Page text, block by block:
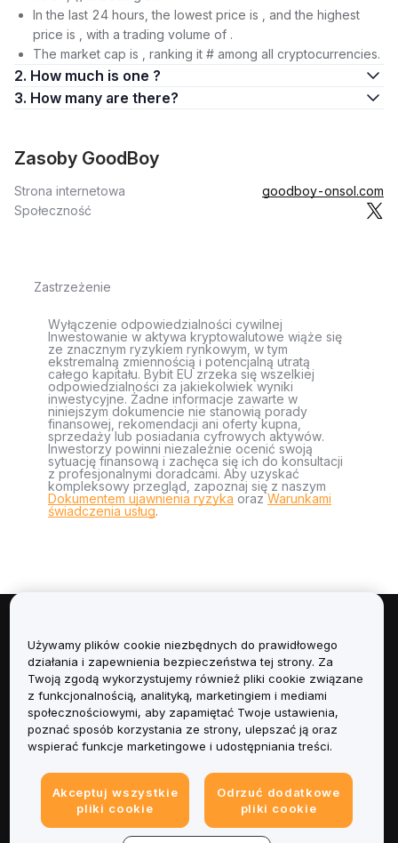
In the last 24 hours, the lowest price is , and the highest
price is , with a trading volume of .
The market cap is , ranking it # among all cryptocurrencies.
2. How much is one ?
3. How many are there?
Zasoby GoodBoy
Strona internetowa
goodboy-onsol.com
Społeczność
Zastrzeżenie
Wyłączenie odpowiedzialności cywilnej
Inwestowanie w aktywa kryptowalutowe wiąże się
ze znacznym ryzykiem rynkowym, w tym
ekstremalną zmiennością i potencjalną utratą
całego kapitału. Bybit EU zrzeka się wszelkiej
odpowiedzialności za jakiekolwiek wyniki
inwestycyjne. Żadne informacje zawarte w
niniejszym dokumencie nie stanowią porady
finansowej, rekomendacji ani oferty kupna,
sprzedaży lub posiadania cyfrowych aktywów.
Inwestorzy powinni niezależnie ocenić swoją
sytuację finansową i zachęca się ich do konsultacji
z profesjonalnymi doradcami. Aby uzyskać
kompleksowy przegląd, zapoznaj się z naszym
Dokumentem ujawnienia ryzyka orazWarunkami
świadczenia usług.
Informacje
Usługi
Obsługa Klienta
Informacje prawne
Używamy plików cookie niezbędnych do prawidłowego
działania i zapewnienia bezpieczeństwa tej strony. Za
Twoją zgodą wykorzystujemy również pliki cookie związane
z funkcjonalnością, analityką, marketingiem i mediami
społecznościowymi, aby zapamiętać Twoje ustawienia,
poznać sposób korzystania ze strony, ulepszać ją oraz
wspierać funkcje marketingowe i udostępniania treści.
Akceptuj wszystkie
pliki cookie
Odrzuć dodatkowe
pliki cookie